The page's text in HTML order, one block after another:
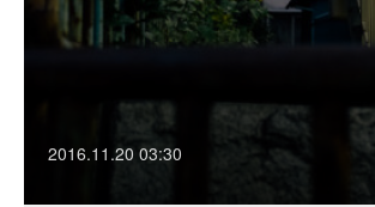
2016.11.20 03:30